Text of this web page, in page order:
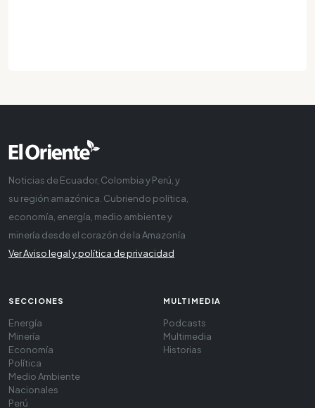
Noticias de Ecuador, Colombia y Perú, y
su región amazónica. Cubriendo política,
economía, energía, medio ambiente y
minería desde el corazón de la Amazonía
Ver Aviso legal y política de privacidad
SECCIONES
Energía
Minería
Economía
Política
Medio Ambiente
Nacionales
Perú
MULTIMEDIA
Podcasts
Multimedia
Historias